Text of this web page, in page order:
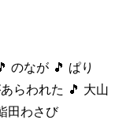
のなが 🎵 ぱり
らわれた 🎵 大山
田わさび